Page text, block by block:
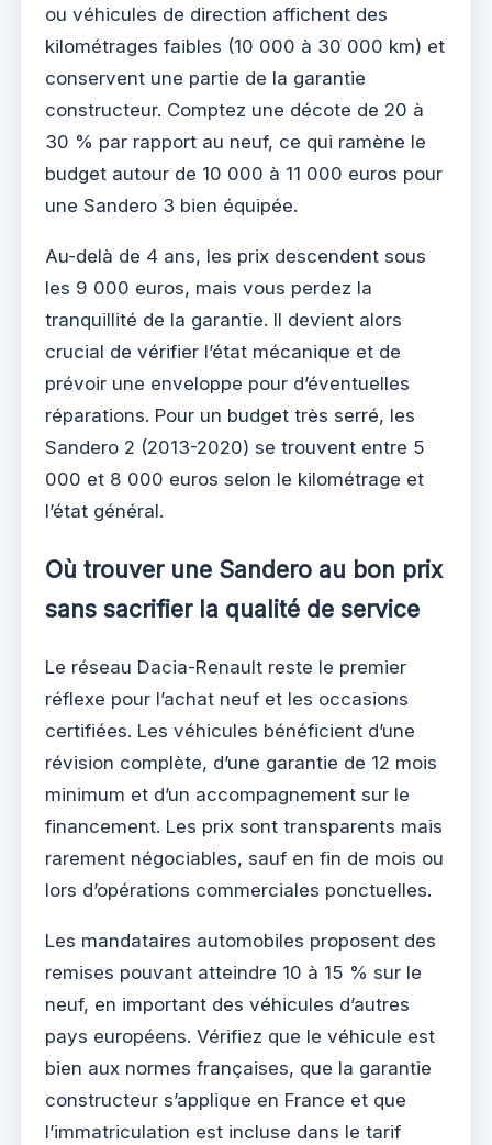
ou véhicules de direction affichent des
kilométrages faibles (10 000 à 30 000 km) et
conservent une partie de la garantie
constructeur. Comptez une décote de 20 à
30 % par rapport au neuf, ce qui ramène le
budget autour de 10 000 à 11 000 euros pour
une Sandero 3 bien équipée.
Au-delà de 4 ans, les prix descendent sous
les 9 000 euros, mais vous perdez la
tranquillité de la garantie. Il devient alors
crucial de vérifier l’état mécanique et de
prévoir une enveloppe pour d’éventuelles
réparations. Pour un budget très serré, les
Sandero 2 (2013-2020) se trouvent entre 5
000 et 8 000 euros selon le kilométrage et
l’état général.
Où trouver une Sandero au bon prix
sans sacrifier la qualité de service
Le réseau Dacia-Renault reste le premier
réflexe pour l’achat neuf et les occasions
certifiées. Les véhicules bénéficient d’une
révision complète, d’une garantie de 12 mois
minimum et d’un accompagnement sur le
financement. Les prix sont transparents mais
rarement négociables, sauf en fin de mois ou
lors d’opérations commerciales ponctuelles.
Les mandataires automobiles proposent des
remises pouvant atteindre 10 à 15 % sur le
neuf, en important des véhicules d’autres
pays européens. Vérifiez que le véhicule est
bien aux normes françaises, que la garantie
constructeur s’applique en France et que
l’immatriculation est incluse dans le tarif